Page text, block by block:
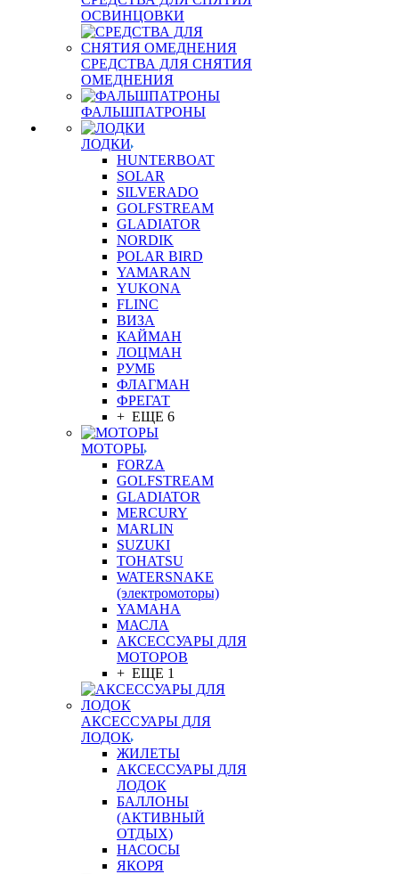
ОСВИНЦОВКИ
СРЕДСТВА ДЛЯ СНЯТИЯ
ОМЕДНЕНИЯ
ФАЛЬШПАТРОНЫ
ЛОДКИ
HUNTERBOAT
SOLAR
SILVERADO
GOLFSTREAM
GLADIATOR
NORDIK
POLAR BIRD
YAMARAN
YUKONA
FLINC
ВИЗА
КАЙМАН
ЛОЦМАН
РУМБ
ФЛАГМАН
ФРЕГАТ
+ ЕЩЕ 6
МОТОРЫ
FORZA
GOLFSTREAM
GLADIATOR
MERCURY
MARLIN
SUZUKI
TOHATSU
WATERSNAKE
(электромоторы)
YAMAHA
МАСЛА
АКСЕССУАРЫ ДЛЯ
МОТОРОВ
+ ЕЩЕ 1
АКСЕССУАРЫ ДЛЯ
ЛОДОК
ЖИЛЕТЫ
АКСЕССУАРЫ ДЛЯ
ЛОДОК
БАЛЛОНЫ
(АКТИВНЫЙ
ОТДЫХ)
НАСОСЫ
ЯКОРЯ